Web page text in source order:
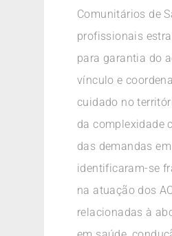
Comunitários de
profissionais
para garantia do
vínculo e
cuidado no
da complexidade
das demandas
identificaram-se
na atuação dos
relacionadas à